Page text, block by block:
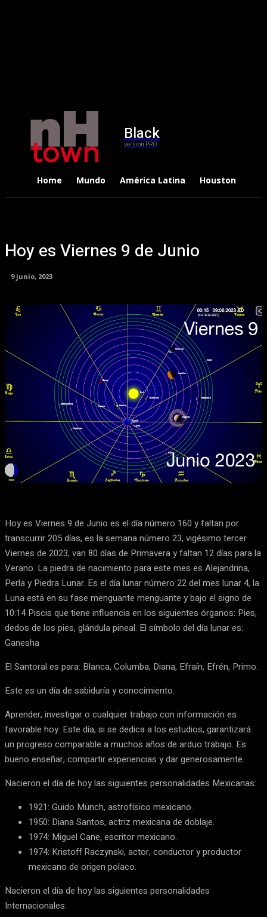
Black
version PRO
Home Mundo América Latina Houston
Hoy es Viernes 9 de Junio
9 junio, 2023
Facebook X Pinterest WhatsApp
Hoy es Viernes 9 de Junio es el día número 160 y faltan por
transcurrir 205 días, es la semana número 23, vigésimo tercer
Viernes de 2023, van 80 días de Primavera y faltan 12 días para la
Verano. La piedra de nacimiento para este mes es Alejandrina,
Perla y Piedra Lunar. Es el día lunar número 22 del mes lunar 4, la
Luna está en su fase menguante menguante y bajo el signo de
10:14 Piscis que tiene influencia en los siguientes órganos: Pies,
dedos de los pies, glándula pineal. El símbolo del día lunar es:
Ganesha
El Santoral es para: Blanca, Columba, Diana, Efraín, Efrén, Primo.
Este es un día de sabiduría y conocimiento.
Aprender, investigar o cualquier trabajo con información es
favorable hoy. Este día, si se dedica a los estudios, garantizará
un progreso comparable a muchos años de arduo trabajo. Es
bueno enseñar, compartir experiencias y dar generosamente.
Nacieron el día de hoy las siguientes personalidades Mexicanas:
1921: Guido Münch, astrofísico mexicano.
1950: Diana Santos, actriz mexicana de doblaje.
1974: Miguel Cane, escritor mexicano.
1974: Kristoff Raczynski, actor, conductor y productor
mexicano de origen polaco.
Nacieron el día de hoy las siguientes personalidades
Internacionales: